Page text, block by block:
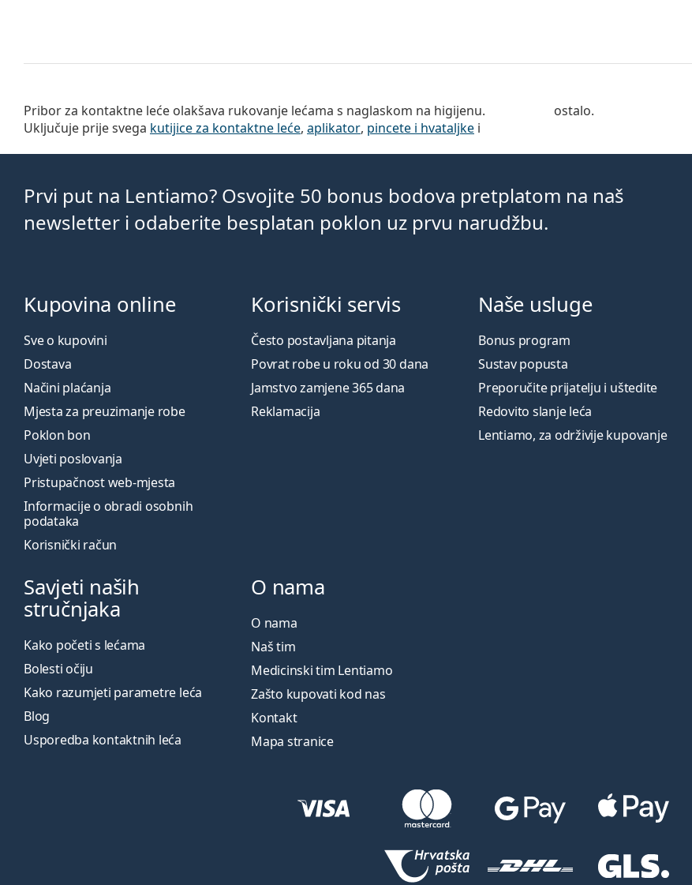
Pribor za kontaktne leće olakšava rukovanje lećama s naglaskom na higijenu.
Uključuje prije svega kutijice za kontaktne leće, aplikator, pincete i hvataljke i
ostalo.
Prvi put na Lentiamo? Osvojite 50 bonus bodova pretplatom na naš
newsletter i odaberite besplatan poklon uz prvu narudžbu.
Kupovina online
Sve o kupovini
Dostava
Načini plaćanja
Mjesta za preuzimanje robe
Poklon bon
Uvjeti poslovanja
Pristupačnost web-mjesta
Informacije o obradi osobnih
podataka
Korisnički račun
Korisnički servis
Često postavljana pitanja
Povrat robe u roku od 30 dana
Jamstvo zamjene 365 dana
Reklamacija
Naše usluge
Bonus program
Sustav popusta
Preporučite prijatelju i uštedite
Redovito slanje leća
Lentiamo, za održivije kupovanje
Savjeti naših
stručnjaka
Kako početi s lećama
Bolesti očiju
Kako razumjeti parametre leća
Blog
Usporedba kontaktnih leća
O nama
O nama
Naš tim
Medicinski tim Lentiamo
Zašto kupovati kod nas
Kontakt
Mapa stranice